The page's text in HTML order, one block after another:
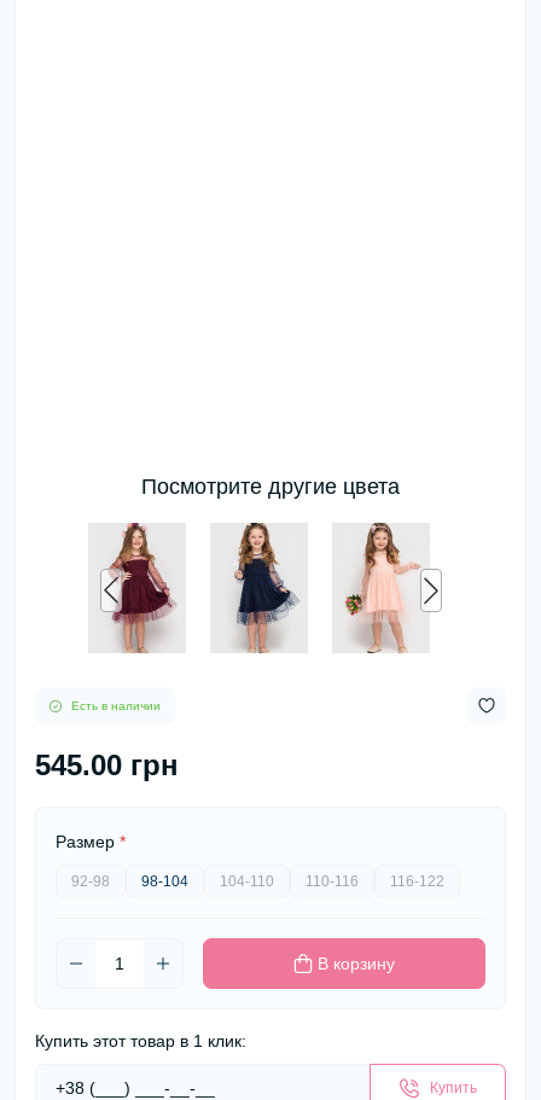
Посмотрите другие цвета
Есть в наличии
545.00 грн
Размер *
92-98 98-104 104-110 110-116 116-122
В корзину
Купить этот товар в 1 клик:
Купить